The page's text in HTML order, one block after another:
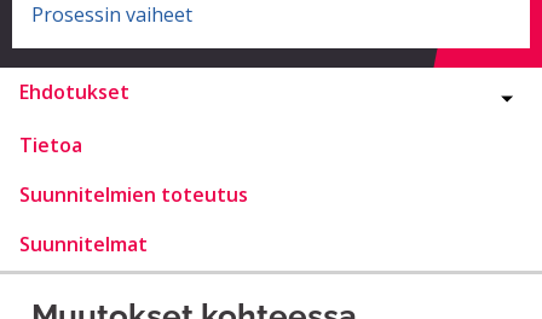
Prosessin vaiheet
Ehdotukset
Tietoa
Suunnitelmien toteutus
Suunnitelmat